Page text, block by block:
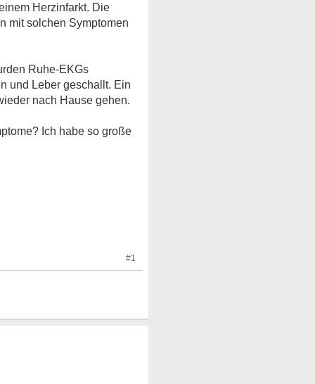
Herzinfarkt. Die
mit solchen Symptomen
Ruhe-EKGs
und Leber geschallt. Ein
nach Hause gehen.
Ich habe so große
#1